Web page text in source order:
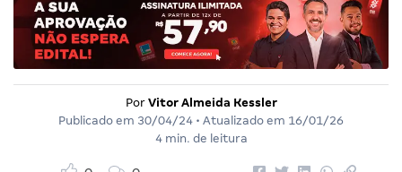
Por Vitor Almeida Kessler
Publicado em 30/04/24 • Atualizado em 16/01/26
4 min. de leitura